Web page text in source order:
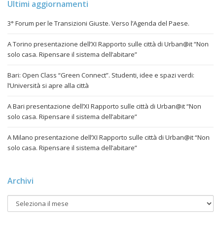
Ultimi aggiornamenti
3° Forum per le Transizioni Giuste. Verso l’Agenda del Paese.
A Torino presentazione dell’XI Rapporto sulle città di Urban@it “Non
solo casa. Ripensare il sistema dell’abitare”
Bari: Open Class “Green Connect”. Studenti, idee e spazi verdi:
l’Università si apre alla città
A Bari presentazione dell’XI Rapporto sulle città di Urban@it “Non
solo casa. Ripensare il sistema dell’abitare”
A Milano presentazione dell’XI Rapporto sulle città di Urban@it “Non
solo casa. Ripensare il sistema dell’abitare”
Archivi